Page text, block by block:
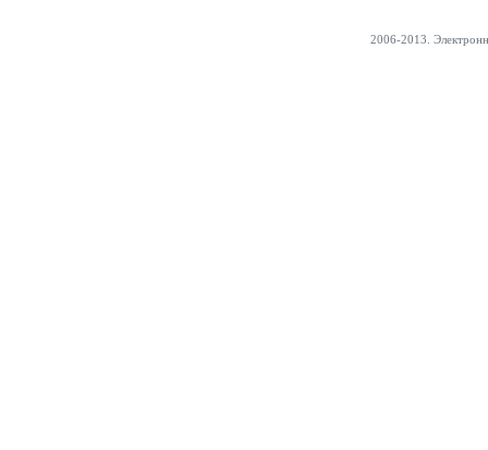
2006-2013.